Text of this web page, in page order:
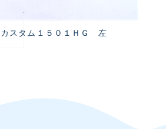
カスタム１５０１ＨＧ 左